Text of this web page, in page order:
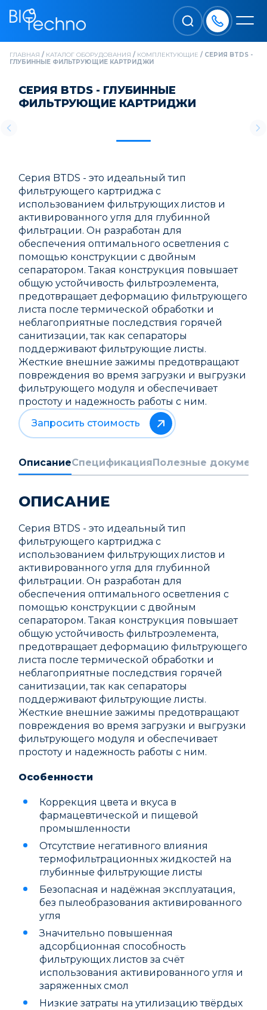
ГЛАВНАЯ / КАТАЛОГ ОБОРУДОВАНИЯ / КОМПЛЕКТУЮЩИЕ / СЕРИЯ BTDS -
ГЛУБИННЫЕ ФИЛЬТРУЮЩИЕ КАРТРИДЖИ
СЕРИЯ BTDS - ГЛУБИННЫЕ
ФИЛЬТРУЮЩИЕ КАРТРИДЖИ
Серия BTDS - это идеальный тип
фильтрующего картриджа с
использованием фильтрующих листов и
активированного угля для глубинной
фильтрации. Он разработан для
обеспечения оптимального осветления с
помощью конструкции с двойным
сепаратором. Такая конструкция повышает
общую устойчивость фильтроэлемента,
предотвращает деформацию фильтрующего
листа после термической обработки и
неблагоприятные последствия горячей
санитизации, так как сепараторы
поддерживают фильтрующие листы.
Жесткие внешние зажимы предотвращают
повреждения во время загрузки и выгрузки
фильтрующего модуля и обеспечивает
простоту и надежность работы с ним.
Запросить стоимость
ОписаниеСпецификацияПолезные
ОПИСАНИЕ
Серия BTDS - это идеальный тип
фильтрующего картриджа с
использованием фильтрующих листов и
активированного угля для глубинной
фильтрации. Он разработан для
обеспечения оптимального осветления с
помощью конструкции с двойным
сепаратором. Такая конструкция повышает
общую устойчивость фильтроэлемента,
предотвращает деформацию фильтрующего
листа после термической обработки и
неблагоприятные последствия горячей
санитизации, так как сепараторы
поддерживают фильтрующие листы.
Жесткие внешние зажимы предотвращают
повреждения во время загрузки и выгрузки
фильтрующего модуля и обеспечивает
простоту и надежность работы с ним.
Особенности
Коррекция цвета и вкуса в
фармацевтической и пищевой
промышленности
Отсутствие негативного влияния
термофильтрационных жидкостей на
глубинные фильтрующие листы
Безопасная и надёжная эксплуатация,
без пылеобразования активированного
угля
Значительно повышенная
адсорбционная способность
фильтрующих листов за счёт
использования активированного угля и
заряженных смол
Низкие затраты на утилизацию твёрдых